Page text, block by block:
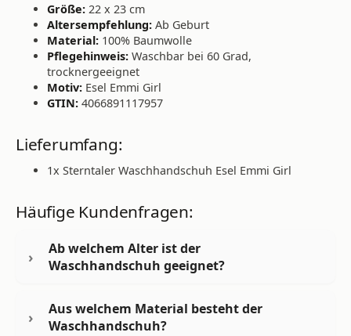
Größe: 22 x 23 cm
Altersempfehlung: Ab Geburt
Material: 100% Baumwolle
Pflegehinweis: Waschbar bei 60 Grad,
trocknergeeignet
Motiv: Esel Emmi Girl
GTIN: 4066891117957
Lieferumfang:
1x Sterntaler Waschhandschuh Esel Emmi Girl
Häufige Kundenfragen:
Ab welchem Alter ist der
Waschhandschuh geeignet?
Aus welchem Material besteht der
Waschhandschuh?